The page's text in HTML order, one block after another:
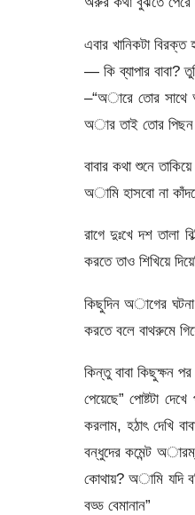
এবার খানিকটা বিরক্ত
— কি ব্যাপার
–“অারে তোর সাথে
অার তাই তোর
বাবার কথা শুনে
অামি হাসবো না
রাগে দুঃখে দশ তালা
করতে তাও শিখিয়ে
কিছুদিন অাগের
করতে বলে বাথরুমে
কিন্তু বাবা কিছুক্ষন
পেয়েছে” পোষ্টটা
করলাম, হঠাৎ দেখি
বন্ধুদের কমেন্ট
কোথায়? অামি যদি
বড্ড বেমানান”